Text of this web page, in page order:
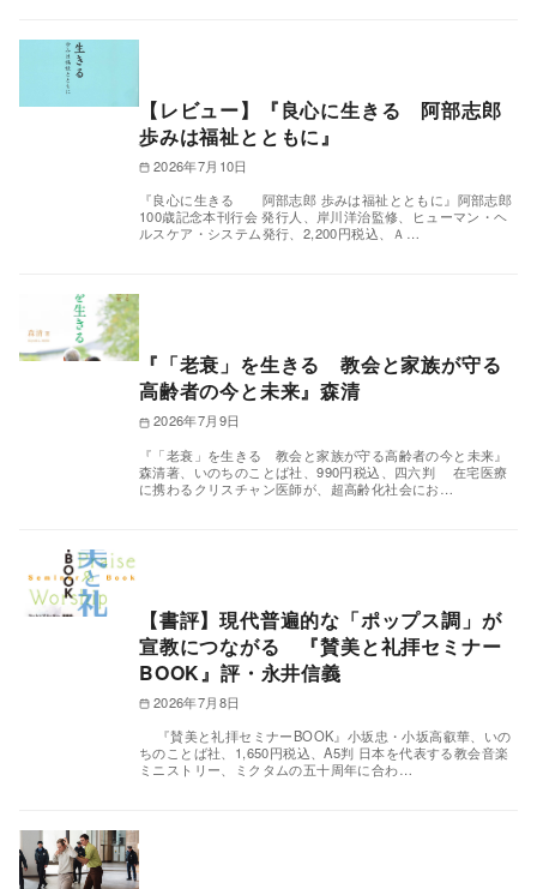
【レビュー】『良心に生きる 阿部志郎
歩みは福祉とともに』
2026年7月10日
『良心に生きる 阿部志郎 歩みは福祉とともに』阿部志郎
100歳記念本刊行会 発行人、岸川洋治監修、ヒューマン・ヘ
ルスケア・システム発行、2,200円税込、Ａ…
『「老衰」を生きる 教会と家族が守る
高齢者の今と未来』森清
2026年7月9日
『「老衰」を生きる 教会と家族が守る高齢者の今と未来』
森清著、いのちのことば社、990円税込、四六判 在宅医療
に携わるクリスチャン医師が、超高齢化社会にお…
【書評】現代普遍的な「ポップス調」が
宣教につながる 『賛美と礼拝セミナー
BOOK』評・永井信義
2026年7月8日
『賛美と礼拝セミナーBOOK』小坂忠・小坂高叡華、いの
ちのことば社、1,650円税込、A5判 日本を代表する教会音楽
ミニストリー、ミクタムの五十周年に合わ…